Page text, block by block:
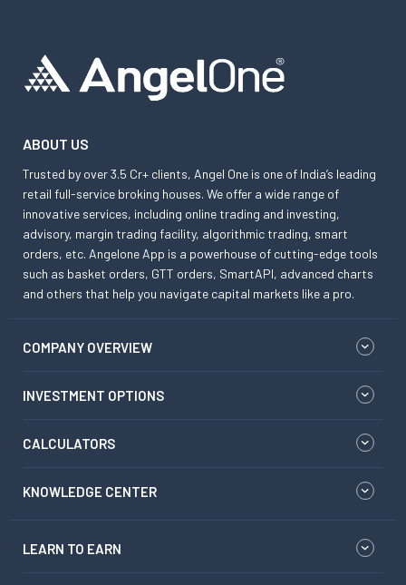
ABOUT US
Trusted by over 3.5 Cr+ clients, Angel One is one of India’s leading
retail full-service broking houses. We offer a wide range of
innovative services, including online trading and investing,
advisory, margin trading facility, algorithmic trading, smart
orders, etc. Angelone App is a powerhouse of cutting-edge tools
such as basket orders, GTT orders, SmartAPI, advanced charts
and others that help you navigate capital markets like a pro.
COMPANY OVERVIEW
INVESTMENT OPTIONS
CALCULATORS
KNOWLEDGE CENTER
LEARN TO EARN